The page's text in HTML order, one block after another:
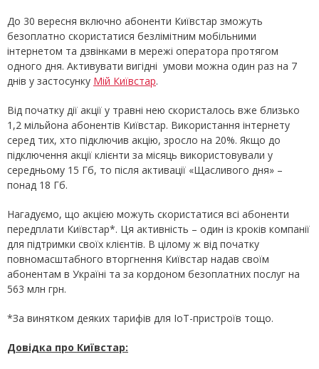
До 30 вересня включно абоненти Київстар зможуть
безоплатно скористатися безлімітним мобільними
інтернетом та дзвінками в мережі оператора протягом
одного дня. Активувати вигідні умови можна один раз на 7
днів у застосунку Мій Київстар.
Від початку дії акції у травні нею скористалось вже близько
1,2 мільйона абонентів Київстар. Використання інтернету
серед тих, хто підключив акцію, зросло на 20%. Якщо до
підключення акції клієнти за місяць використовували у
середньому 15 Гб, то після активації «Щасливого дня» –
понад 18 Гб.
Нагадуємо, що акцією можуть скористатися всі абоненти
передплати Київстар*. Ця активність – один із кроків компанії
для підтримки своїх клієнтів. В цілому ж від початку
повномасштабного вторгнення Київстар надав своїм
абонентам в Україні та за кордоном безоплатних послуг на
563 млн грн.
*За винятком деяких тарифів для IoT-пристроїв тощо.
Довідка про Київстар: